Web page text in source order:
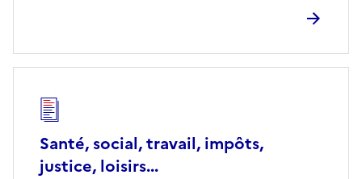
Santé, social, travail, impôts,
justice, loisirs...